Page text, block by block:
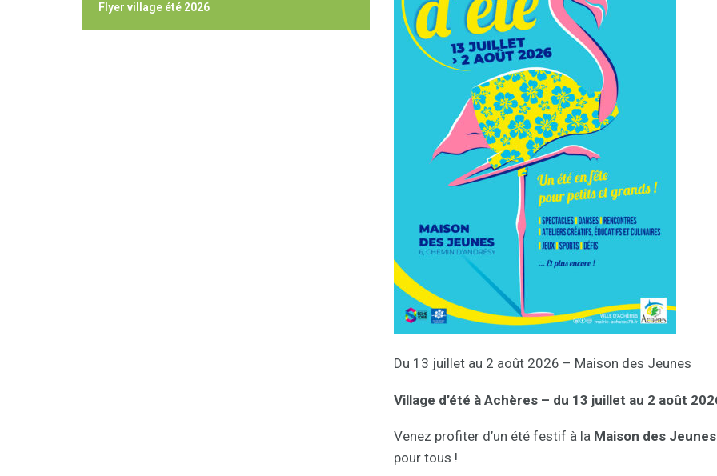
Du 13 juillet au 2 août 2026 – Maison des Jeunes
Village d’été à Achères – du 13 juillet au 2 août
Venez profiter d’un été festif à la Maison des
pour tous !
Flyer village été 2026